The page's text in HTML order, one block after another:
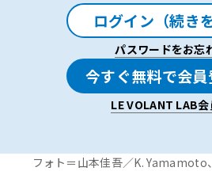
ログイン（続き
パスワードをお忘
今すぐ無料で会員
LE VOLANT LAB
フォト＝山本佳吾／K. Yamamoto